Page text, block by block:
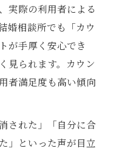
実際の利用者による
婚相談所でも「カウ
が手厚く安心でき
見られます。カウン
者満足度も高い傾向
された」「自分に合
」といった声が目立